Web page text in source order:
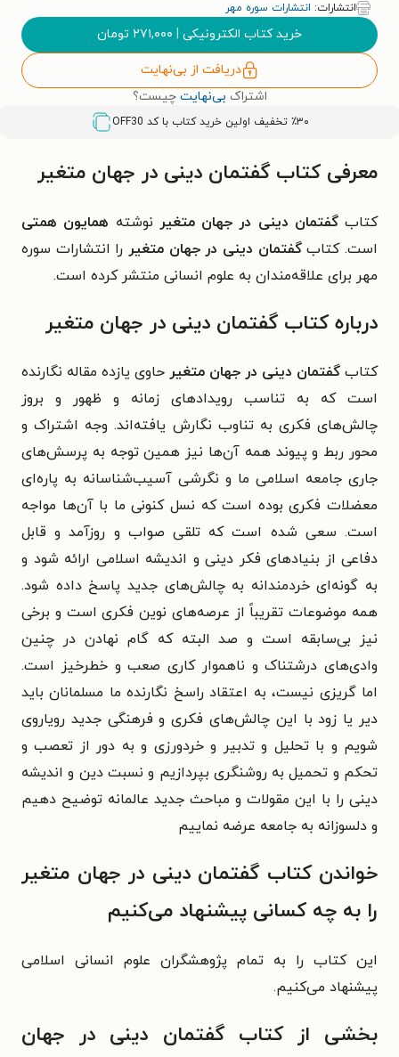
انتشارات: انتشارات سوره مهر
خرید کتاب الکترونیکی | ۲۷۱,۰۰۰ تومان
دریافت از بی‌نهایت
اشتراک بی‌نهایت چیست؟
٪۳۰ تخفیف اولین خرید کتاب با کد OFF30
معرفی کتاب گفتمان دینی در جهان متغیر
کتاب گفتمان دینی در جهان متغیر نوشته همایون همتی
است. کتابگفتمان دینی در جهان متغیر را انتشارات سوره
مهر برای علاقه‌مندان به علوم انسانی منتشر کرده است.
درباره کتاب گفتمان دینی در جهان متغیر
کتاب گفتمان دینی در جهان متغیر حاوی یازده مقاله نگارنده
است که به تناسب رویدادهای زمانه و ظهور و بروز
چالش‌های فکری به تناوب نگارش یافته‌اند. وجه اشتراک و
محور ربط و پیوند همه آن‌ها نیز همین توجه به پرسش‌های
جاری جامعه اسلامی ما و نگرشی آسیب‌شناسانه به پاره‌ای
معضلات فکری بوده است که نسل کنونی ما با آن‌ها مواجه
است. سعی شده است که تلقی صواب و روزآمد و قابل
دفاعی از بنیادهای فکر دینی و اندیشه اسلامی ارائه شود و
به گونه‌ای خردمندانه به چالش‌های جدید پاسخ داده شود.
همه موضوعات تقریباً از عرصه‌های نوین فکری است و برخی
نیز بی‌سابقه است و صد البته که گام نهادن در چنین
وادی‌های درشتناک و ناهموار کاری صعب و خطرخیز است.
اما گریزی نیست، به اعتقاد راسخ نگارنده ما مسلمانان باید
دیر یا زود با این چالش‌های فکری و فرهنگی جدید رویاروی
شویم و با تحلیل و تدبیر و خردورزی و به دور از تعصب و
تحکم و تحمیل به روشنگری بپردازیم و نسبت دین و اندیشه
دینی را با این مقولات و مباحث جدید عالمانه توضیح دهیم
و دلسوزانه به جامعه عرضه نماییم
خواندن کتاب گفتمان دینی در جهان متغیر
را به چه کسانی پیشنهاد می‌کنیم
این کتاب را به تمام پژوهشگران علوم انسانی اسلامی
پیشنهاد می‌کنیم.
بخشی از کتاب گفتمان دینی در جهان